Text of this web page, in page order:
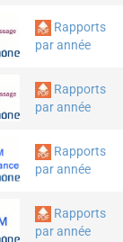
Rapports
par année
Rapports
par année
Rapports
par année
Rapports
par année